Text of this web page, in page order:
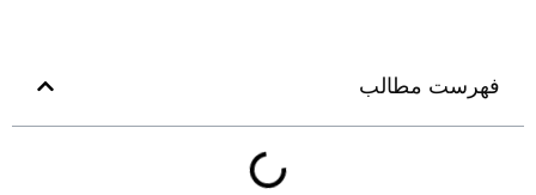
فهرست مطالب